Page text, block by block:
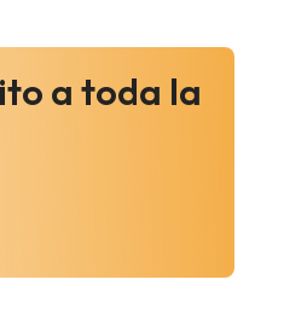
a toda la